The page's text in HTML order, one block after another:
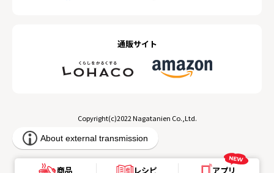
通販サイト
Copyright(c)2022 Nagatanien Co.,Ltd.
商品 レシピ アプリ